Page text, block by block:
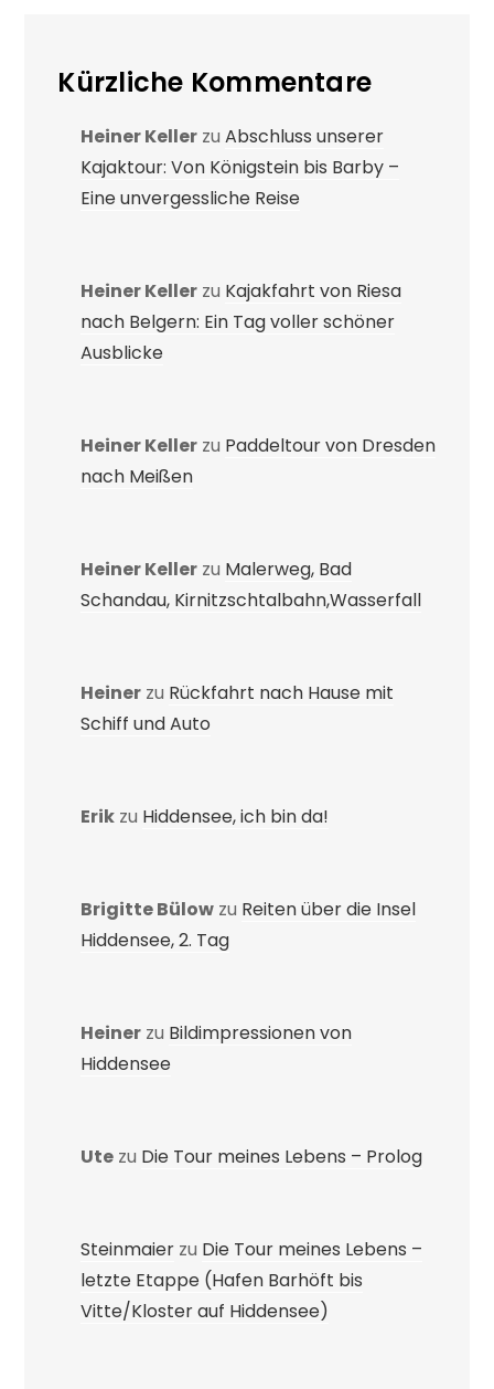
Kürzliche Kommentare
Heiner Keller zuAbschluss unserer
Kajaktour: Von Königstein bis Barby –
Eine unvergessliche Reise
Heiner Keller zu Kajakfahrt von Riesa
nach Belgern: Ein Tag voller schöner
Ausblicke
Heiner Keller zu Paddeltour von Dresden
nach Meißen
Heiner Keller zu Malerweg, Bad
Schandau, Kirnitzschtalbahn,Wasserfall
Heiner zu Rückfahrt nach Hause mit
Schiff und Auto
Erik zu Hiddensee, ich bin da!
Brigitte Bülow zu Reiten über die Insel
Hiddensee, 2. Tag
Heiner zu Bildimpressionen von
Hiddensee
Ute zu Die Tour meines Lebens – Prolog
Steinmaier zu Die Tour meines Lebens –
letzte Etappe (Hafen Barhöft bis
Vitte/Kloster auf Hiddensee)